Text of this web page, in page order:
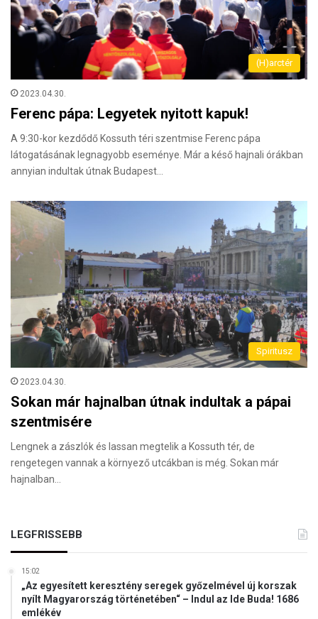
(H)arctér
2023.04.30.
Ferenc pápa: Legyetek nyitott kapuk!
A 9:30-kor kezdődő Kossuth téri szentmise Ferenc pápa
látogatásának legnagyobb eseménye. Már a késő hajnali órákban
annyian indultak útnak Budapest…
Spiritusz
2023.04.30.
Sokan már hajnalban útnak indultak a pápai
szentmisére
Lengnek a zászlók és lassan megtelik a Kossuth tér, de
rengetegen vannak a környező utcákban is még. Sokan már
hajnalban…
LEGFRISSEBB
15:02
„Az egyesített keresztény seregek győzelmével új korszak
nyílt Magyarország történetében“ – Indul az Ide Buda! 1686
emlékév